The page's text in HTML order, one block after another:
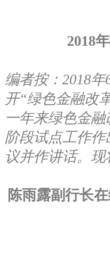
2018
编者按：2018
开“绿色金融改
一年来绿色金
阶段试点工作
议并作讲话。
陈雨露副行长